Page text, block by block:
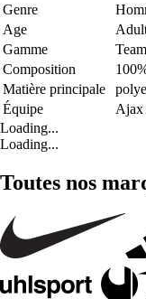
Genre
Age
Gamme
Composition
Matière principale
Équipe
Ajax
Loading...
Loading...
Toutes nos